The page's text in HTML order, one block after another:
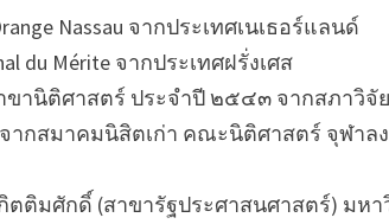
Nassau จากประเทศเนเธอร์แลนด์
du Mérite จากประเทศฝรั่งเศส
นิติศาสตร์ ประจำปี ๒๕๔๓ จากสภาวิจั
สมาคมนิสิตเก่า คณะนิติศาสตร์ จุฬาล
ศักดิ์ (สาขารัฐประศาสนศาสตร์) มหา